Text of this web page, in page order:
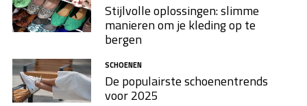
Stijlvolle oplossingen: slimme
manieren om je kleding op te
bergen
SCHOENEN
De populairste schoenentrends
voor 2025